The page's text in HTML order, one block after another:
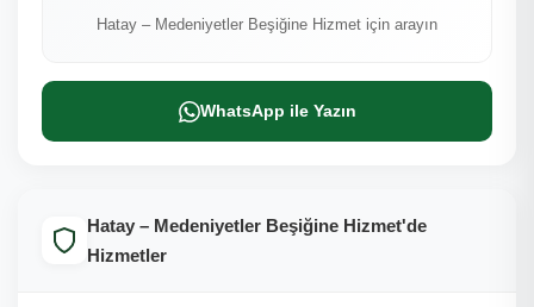
Hatay – Medeniyetler Beşiğine Hizmet için arayın
WhatsApp ile Yazın
Hatay – Medeniyetler Beşiğine Hizmet'de
Hizmetler